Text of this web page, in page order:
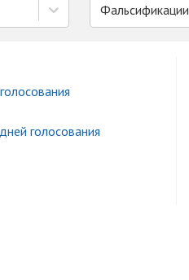
Фальсификации
голосования